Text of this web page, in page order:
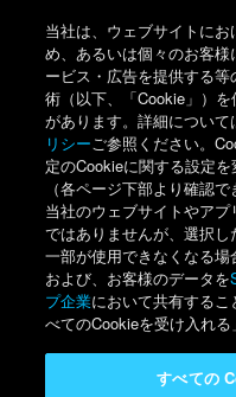
当社は、ウェブサイトに
め、あるいは個々のお客
ービス・広告を提供する
術（以下、「Cookie」）
があります。詳細について
リシーご参照ください。
定のCookieに関する設定
（各ページ下部より確認
当社のウェブサイトやア
ではありませんが、選択
一部が使用できなくなる場
および、お客様のデータを
プ企業において共有する
べてのCookieを受け入れる
すべての